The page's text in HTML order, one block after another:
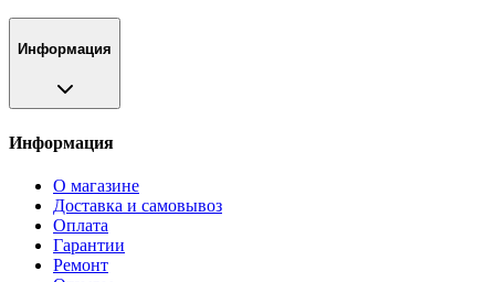
Информация
Информация
О магазине
Доставка и самовывоз
Оплата
Гарантии
Ремонт